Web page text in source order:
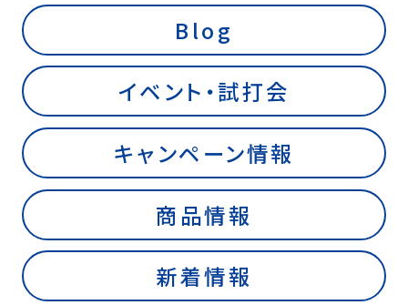
Blog
イベント・試打会
キャンペーン情報
商品情報
新着情報